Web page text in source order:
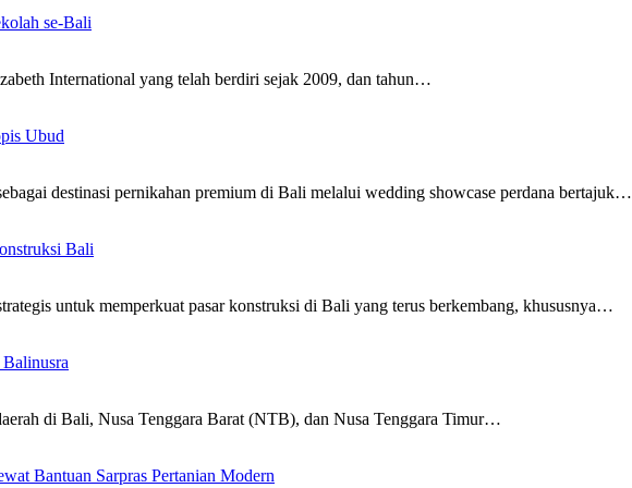
se-Bali
International yang telah berdiri sejak 2009, dan tahun…
Ubud
destinasi pernikahan premium di Bali melalui wedding showcase perdana bertajuk…
Bali
untuk memperkuat pasar konstruksi di Bali yang terus berkembang, khususnya…
di Bali, Nusa Tenggara Barat (NTB), dan Nusa Tenggara Timur…
Bantuan Sarpras Pertanian Modern